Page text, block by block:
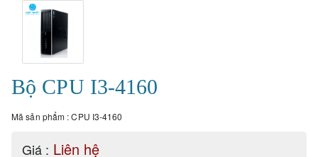
Bộ CPU I3-4160
Mã sản phẩm :CPU I3-4160
Giá : Liên hệ